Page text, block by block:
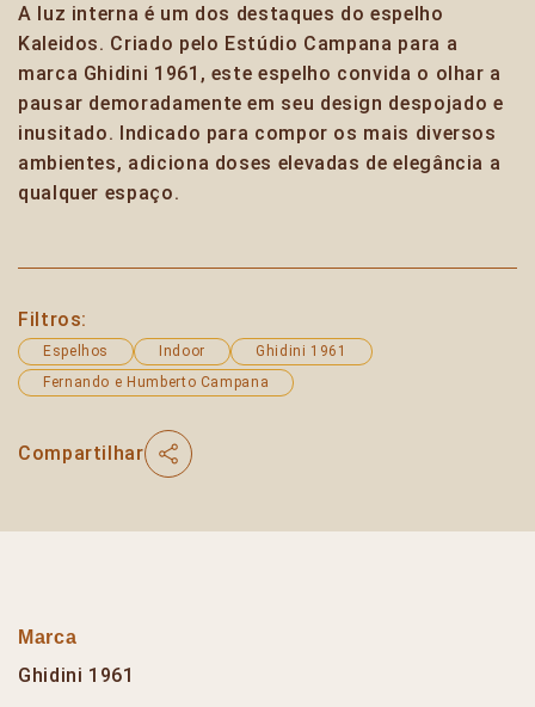
A luz interna é um dos destaques do espelho
Kaleidos. Criado pelo Estúdio Campana para a
marca Ghidini 1961, este espelho convida o olhar a
pausar demoradamente em seu design despojado e
inusitado. Indicado para compor os mais diversos
ambientes, adiciona doses elevadas de elegância a
qualquer espaço.
Filtros:
Espelhos Indoor
Ghidini 1961
Fernando e Humberto Campana
Compartilhar
Marca
Ghidini 1961